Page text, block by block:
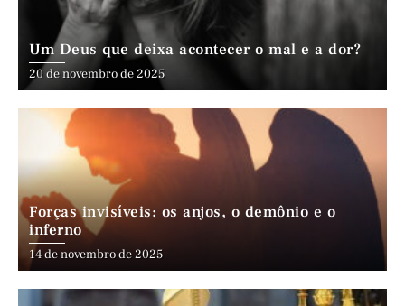
Um Deus que deixa acontecer o mal e a dor?
20 de novembro de 2025
Forças invisíveis: os anjos, o demônio e o
inferno
14 de novembro de 2025